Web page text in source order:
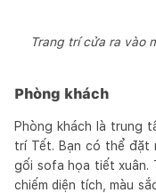
Trang trí cửa ra vào
Phòng khách
Phòng khách là trung
trí Tết. Bạn có thể đặt
gối sofa họa tiết xuân.
chiếm diện tích, màu